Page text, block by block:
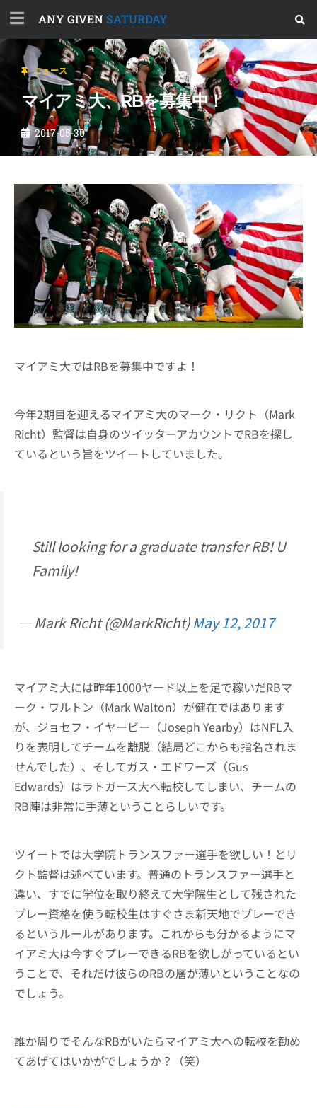
ANY GIVEN SATURDAY
ニュース
マイアミ大、RBを募集中！
2017-05-30
マイアミ大ではRBを募集中ですよ！
今年2期目を迎えるマイアミ大のマーク・リクト（Mark
Richt）監督は自身のツイッターアカウントでRBを探し
ているという旨をツイートしていました。
Still looking for a graduate transfer RB! U
Family!
— Mark Richt (@MarkRicht)May 12, 2017
マイアミ大には昨年1000ヤード以上を足で稼いだRBマ
ーク・ワルトン（Mark Walton）が健在ではあります
が、ジョセフ・イヤービー（Joseph Yearby）はNFL入
りを表明してチームを離脱（結局どこからも指名されま
せんでした）、そしてガス・エドワーズ（Gus
Edwards）はラトガース大へ転校してしまい、チームの
RB陣は非常に手薄ということらしいです。
ツイートでは大学院トランスファー選手を欲しい！とリ
クト監督は述べています。普通のトランスファー選手と
違い、すでに学位を取り終えて大学院生として残された
プレー資格を使う転校生はすぐさま新天地でプレーでき
るというルールがあります。これからも分かるようにマ
イアミ大は今すぐプレーできるRBを欲しがっているとい
うことで、それだけ彼らのRBの層が薄いということなの
でしょう。
誰か周りでそんなRBがいたらマイアミ大への転校を勧め
てあげてはいかがでしょうか？（笑）